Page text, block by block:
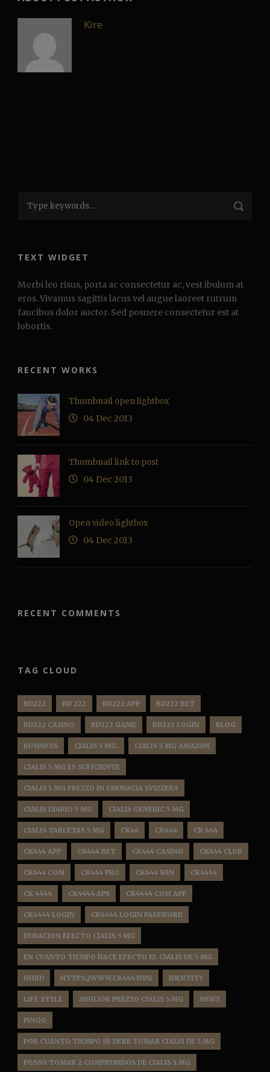
Kire
TEXT WIDGET
Morbi leo risus, porta ac consectetur ac, vest ibulum at
eros. Vivamus sagittis lacus vel augue laoreet rutrum
faucibus dolor auctor. Sed posuere consectetur est at
lobortis.
RECENT WORKS
Thumbnail open lightbox
04 Dec 2013
Thumbnail link to post
04 Dec 2013
Open video lightbox
04 Dec 2013
RECENT COMMENTS
TAG CLOUD
BD222 BD 222 BD222 APP BD222 BET
BD222 CASINO BD222 GAME BD222 LOGIN BLOG
BUSINESS CIALIS 5 MG. CIALIS 5 MG AMAZON
CIALIS 5 MG ES SUFICIENTE
CIALIS 5 MG PREZZO IN FARMACIA SVIZZERA
CIALIS DIARIO 5 MG CIALIS GENERIC 5 MG
CIALIS TABLETAS 5 MG CK44 CK444 CK 444
CK444 APP CK444 BET CK444 CASINO CK444 CLUB
CK444 COM CK444 PRO CK444 WIN CK4444
CK 4444 CK4444 APS CK4444 COM APP
CK4444 LOGIN CK4444 LOGIN PASSWORD
DURACION EFECTO CIALIS 5 MG
EN CUANTO TIEMPO HACE EFECTO EL CIALIS DE 5 MG
HHBD HTTPS://WWW.CK444.WIN/ IDENTITY
LIFE STYLE MIGLIOR PREZZO CIALIS 5 MG NEWS
PINQO
POR CUANTO TIEMPO SE DEBE TOMAR CIALIS DE 5 MG
POSSO TOMAR 2 COMPRIMIDOS DE CIALIS 5 MG